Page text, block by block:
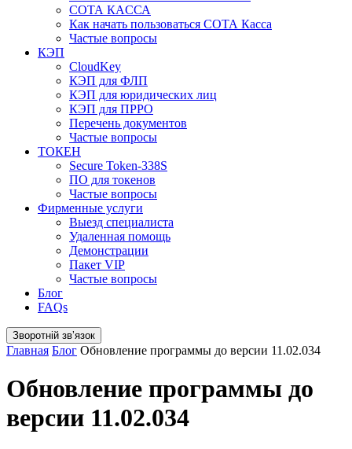
СОТА КАCСА
Как начать пользоваться СОТА Касса
Частые вопросы
КЭП
CloudKey
КЭП для ФЛП
КЭП для юридических лиц
КЭП для ПРРО
Перечень документов
Частые вопросы
ТОКЕН
Secure Token-338S
ПО для токенов
Частые вопросы
Фирменные услуги
Выезд специалиста
Удаленная помощь
Демонстрации
Пакет VIP
Частые вопросы
Блог
FAQs
Зворотній звʼязок
Главная Блог Обновление программы до версии 11.02.034
Обновление программы до
версии 11.02.034